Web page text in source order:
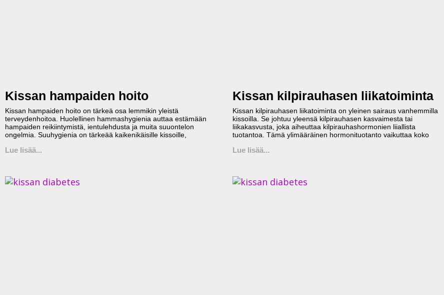
Kissan hampaiden hoito
Kissan hampaiden hoito on tärkeä osa lemmikin yleistä
terveydenhoitoa. Huolellinen hammashygienia auttaa estämään
hampaiden reikiintymistä, ientulehdusta ja muita suuontelon
ongelmia. Suuhygienia on tärkeää kaikenikäisille kissoille,
Lue lisää...
Kissan kilpirauhasen liikatoiminta
Kissan kilpirauhasen liikatoiminta on yleinen sairaus vanhemmilla
kissoilla. Se johtuu yleensä kilpirauhasen kasvaimesta tai
liikakasvusta, joka aiheuttaa kilpirauhashormonien liiallista
tuotantoa. Tämä ylimääräinen hormonituotanto vaikuttaa koko
Lue lisää...